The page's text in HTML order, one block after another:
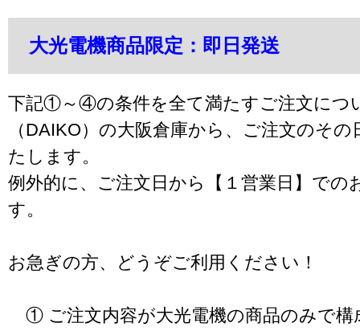
大光電機商品限定：即日発送
下記①～④の条件を全て満たすご注文につ
（DAIKO）の大阪倉庫から、ご注文のそ
たします。
例外的に、ご注文日から【１営業日】での
す。
お急ぎの方、どうぞご利用ください！
① ご注文内容が大光電機の商品のみで構